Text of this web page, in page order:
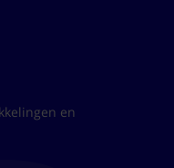
te verwerken
en